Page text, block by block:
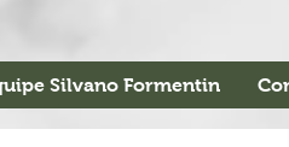
Silvano Formentin